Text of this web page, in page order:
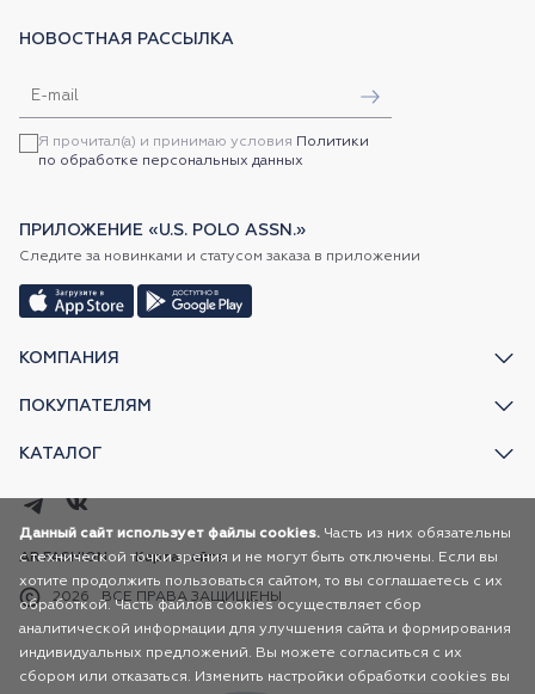
КОМПАНИЯ
ПОКУПАТЕЛЯМ
КАТАЛОГ
НОВОСТНАЯ РАССЫЛКА
Я прочитал(а) и принимаю условия
Политики
по обработке персональных данных
ПРИЛОЖЕНИЕ «U.S. POLO ASSN.»
Следите за новинками и статусом заказа в приложении
2026 ВСЕ ПРАВА ЗАЩИЩЕНЫ
AR FASHION Карта сайта
Данный сайт использует файлы cookies. Часть из них обязательны
с технической точки зрения и не могут быть отключены. Если вы
хотите продолжить пользоваться сайтом, то вы соглашаетесь с их
обработкой. Часть файлов cookies осуществляет сбор
аналитической информации для улучшения сайта и формирования
индивидуальных предложений. Вы можете согласиться с их
сбором или отказаться. Изменить настройки обработки cookies вы